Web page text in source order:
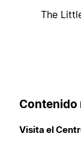
The
Contenido
Visita el